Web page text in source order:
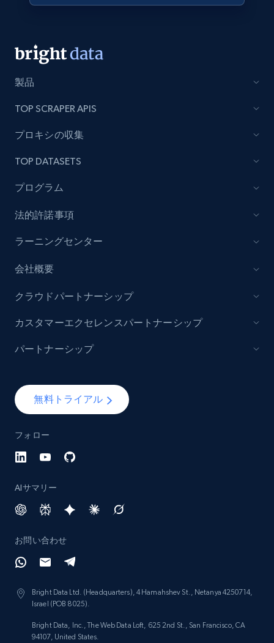
TikTok Shop
price, Final price, Discount percent, and more.
5.4K+
Employees business enriched dataset
URL, Profile url, Linkedin num id, Avatar, Profile
name, Certifications, Profile location, Profile
connections, and more.
Business 強化された
YouTube - Channels
URL, Handle, Handle md5, Banner img, Profile
more.
4.5K+ 507+
Post id, URL, User posted, Title, Description,
Num comments, Date posted, Community
製品
TOP SCRAPER APIS
プロキシの収集
TOP DATASETS
プログラム
法的許諾事項
ラーニングセンター
会社概要
無料トライアル
フォロー
AIサマリー
お問い合わせ
Bright Data Ltd. (Headquarters), 4 Hamahshev St., Netanya 4250714,
Israel (POB 8025).
Bright Data, Inc., The Web Data Loft, 625 2nd St., San Francisco, CA
94107, United States.
クラウドパートナーシップ
カスタマーエクセレンスパートナーシップ
パートナーシップ